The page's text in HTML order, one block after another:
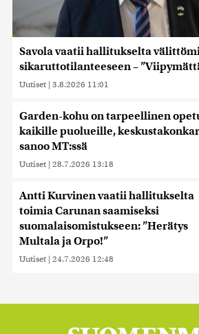
Savola vaatii hallitukselta
sikaruttotilanteeseen –
Uutiset | 3.8.2026 11:01
Garden-kohu on tarpeellinen
kaikille puolueille,
sanoo MT:ssä
Uutiset | 28.7.2026 13:18
Antti Kurvinen vaatii hallitukselta
toimia Carunan saamiseksi
suomalaisomistukseen: ”Herätys
Multala ja Orpo!”
Uutiset | 24.7.2026 12:48